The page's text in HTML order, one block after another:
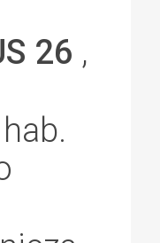
26 ,